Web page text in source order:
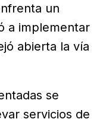
un
a implementar
abierta la vía
se
servicios de